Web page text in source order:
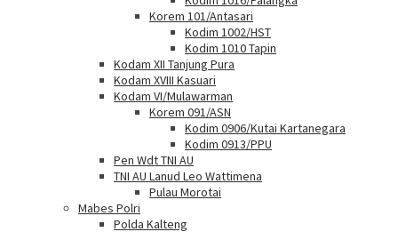
Korem 101/Antasari
Kodim 1002/HST
Kodim 1010 Tapin
Kodam XII Tanjung Pura
Kodam XVIII Kasuari
Kodam VI/Mulawarman
Korem 091/ASN
Kodim 0906/Kutai Kartanegara
Kodim 0913/PPU
Pen Wdt TNI AU
TNI AU Lanud Leo Wattimena
Pulau Morotai
Mabes Polri
Polda Kalteng